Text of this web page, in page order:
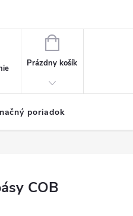
NÁKUPNÝ
KOŠÍK
Prázdny košík
poriadok
COB